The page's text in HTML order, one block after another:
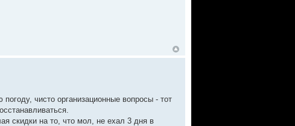
чисто организационные вопросы - тот
скидки на то, что мол, не ехал 3 дня в